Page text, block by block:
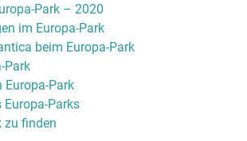
Park – 2020
im Europa-Park
beim Europa-Park
Park
Europa-Park
Parks
zu finden